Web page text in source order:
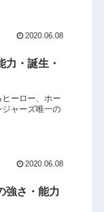
2020.06.08
力・誕生・
ーロー、ホー
ャーズ唯一の
2020.06.08
強さ・能力